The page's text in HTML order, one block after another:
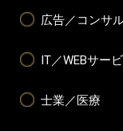
広告／コンサ
IT／WEBサー
士業／医療